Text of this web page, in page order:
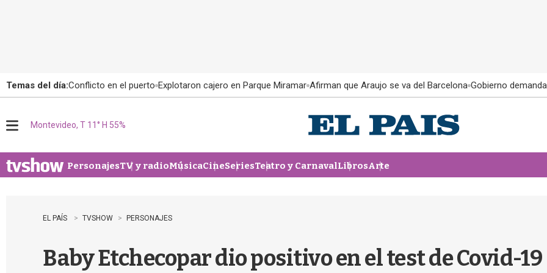
Temas del día:Conflicto en el puerto Explotaron cajero en Parque Miramar Afirman que Araujo se va del Barcelona Gobierno
u
Montevideo, T 11° H 55%
PersonajesTV y radioMúsicaCineSeriesTeatro y CarnavalLibrosArte
EL PAÍS TVSHOW PERSONAJES
Baby Etchecopar dio positivo en el test de Covid-19